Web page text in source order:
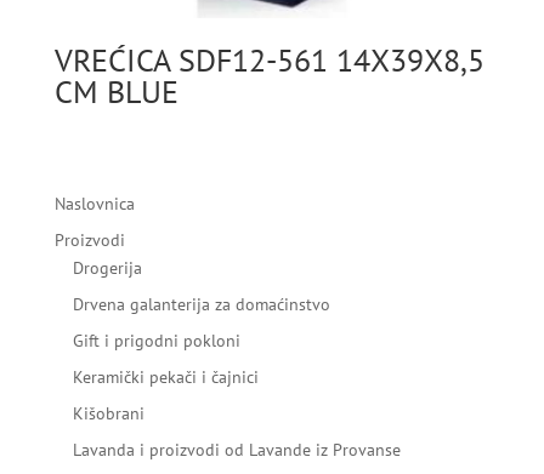
VREĆICA SDF12-561 14X39X8,5
CM BLUE
Naslovnica
Proizvodi
Drogerija
Drvena galanterija za domaćinstvo
Gift i prigodni pokloni
Keramički pekači i čajnici
Kišobrani
Lavanda i proizvodi od Lavande iz Provanse